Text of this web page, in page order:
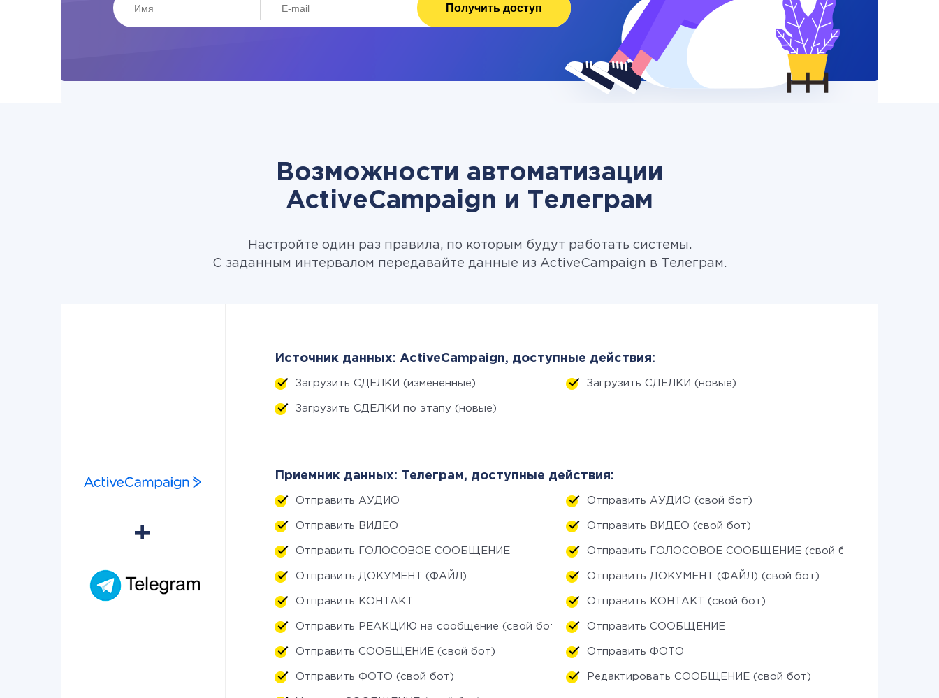
Получить доступ
Возможности автоматизации
ActiveCampaign и Телеграм
Настройте один раз правила, по которым будут работать системы.
С заданным интервалом передавайте данные из ActiveCampaign в Телеграм.
Источник данных: ActiveCampaign, доступные действия:
Загрузить СДЕЛКИ (измененные) Загрузить СДЕЛКИ (новые)
Загрузить СДЕЛКИ по этапу (новые)
Приемник данных: Телеграм, доступные действия:
Отправить АУДИО Отправить АУДИО (свой бот)
Отправить ВИДЕО Отправить ВИДЕО (свой бот)
Отправить ГОЛОСОВОЕ СООБЩЕНИЕ Отправить ГОЛОСОВОЕ СООБЩЕНИЕ (свой бот)
Отправить ДОКУМЕНТ (ФАЙЛ) Отправить ДОКУМЕНТ (ФАЙЛ) (свой бот)
Отправить КОНТАКТ Отправить КОНТАКТ (свой бот)
Отправить РЕАКЦИЮ на сообщение (свой бот) Отправить СООБЩЕНИЕ
Отправить СООБЩЕНИЕ (свой бот) Отправить ФОТО
Отправить ФОТО (свой бот) Редактировать СООБЩЕНИЕ (свой бот)